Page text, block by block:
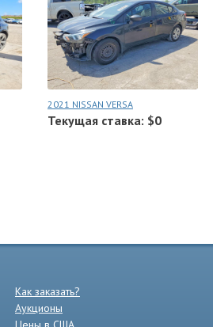
2021 NISSAN VERSA
Текущая ставка: $0
Как заказать?
Аукционы